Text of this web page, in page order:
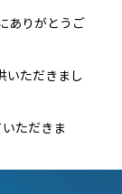
ありがとうご
いただきまし
ただきま